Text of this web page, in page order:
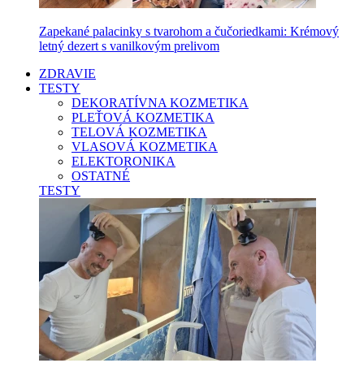
Zapekané palacinky s tvarohom a čučoriedkami: Krémový
letný dezert s vanilkovým prelivom
ZDRAVIE
TESTY
DEKORATÍVNA KOZMETIKA
PLEŤOVÁ KOZMETIKA
TELOVÁ KOZMETIKA
VLASOVÁ KOZMETIKA
ELEKTORONIKA
OSTATNÉ
TESTY